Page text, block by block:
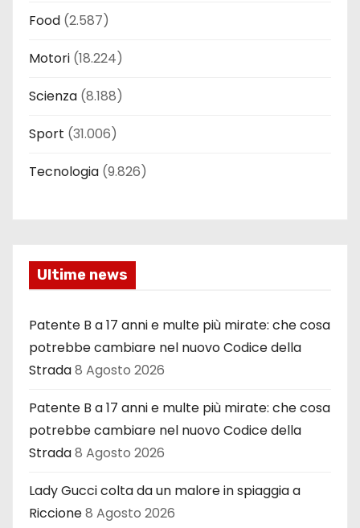
Food (2.587)
Motori (18.224)
Scienza (8.188)
Sport (31.006)
Tecnologia (9.826)
Ultime news
Patente B a 17 anni e multe più mirate: che cosa
potrebbe cambiare nel nuovo Codice della
Strada8 Agosto 2026
Patente B a 17 anni e multe più mirate: che cosa
potrebbe cambiare nel nuovo Codice della
Strada8 Agosto 2026
Lady Gucci colta da un malore in spiaggia a
Riccione8 Agosto 2026